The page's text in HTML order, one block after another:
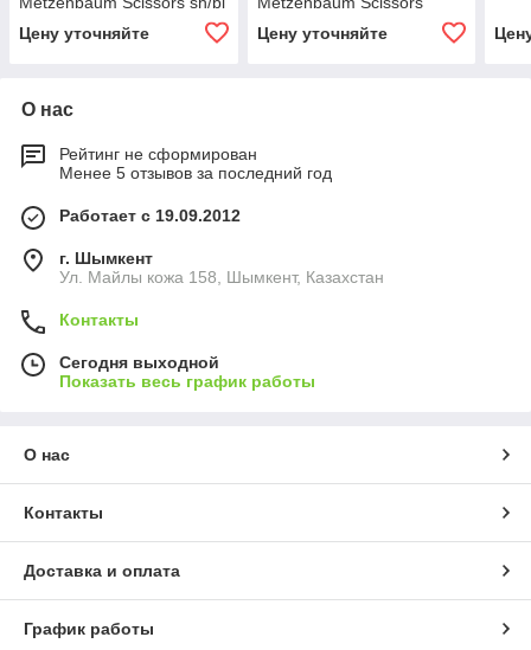
Цену уточняйте Цену уточняйте
О нас
Рейтинг не сформирован
Менее 5 отзывов за последний год
Работает с 19.09.2012
г. Шымкент
Ул. Майлы кожа 158, Шымкент, Казахстан
Контакты
Сегодня выходной
Показать весь график работы
О нас
Контакты
Доставка и оплата
График работы